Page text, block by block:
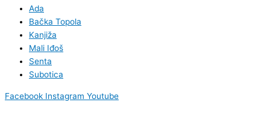
Ada
Bačka Topola
Kanjiža
Mali Iđoš
Senta
Subotica
Facebook Instagram Youtube